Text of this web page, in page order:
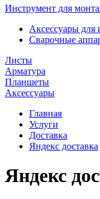
Инструмент для
Аксессуары
Сварочные
Листы
Арматура
Планшеты
Аксессуары
Главная
Услуги
Доставка
Яндекс доставка
Яндекс